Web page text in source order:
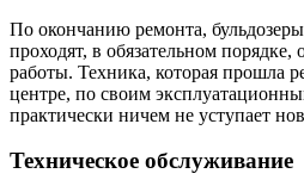
По окончанию ремонта,
проходят, в обязательном
работы. Техника, которая прошла
центре, по своим
практически ничем не уступает
Техническое обслуживание